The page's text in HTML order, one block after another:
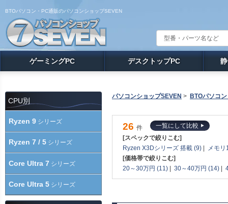
BTOパソコン・PC通販のパソコンショップSEVEN
ゲーミングPC デスクトップPC
パソコンショップSEVEN > BTOパソコ
26 件
一覧にして比較
[スペックで絞りこむ]
Ryzen X3Dシリーズ 搭載 (9) |
メモ
[価格帯で絞りこむ]
20～30万円 (11) | 30～40万円 (14) |
CPU別
Ryzen 9 シリーズ
Ryzen 7 / 5 シリーズ
Core Ultra 7 シリーズ
Core Ultra 5 シリーズ